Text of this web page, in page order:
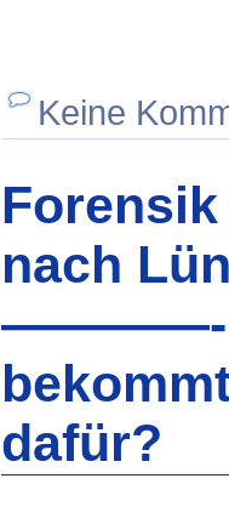
Keine
nach
————-
dafür?